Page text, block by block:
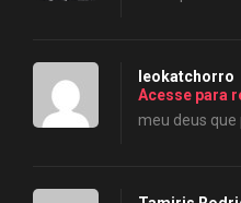
leokatchorro
Acesse para
meu deus